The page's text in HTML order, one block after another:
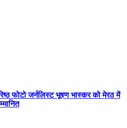
फोटो जर्नलिस्ट भूषण भास्कर को मेरठ में